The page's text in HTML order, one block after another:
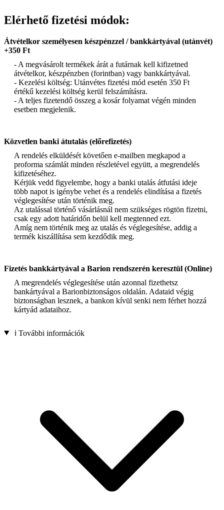
Elérhető fizetési módok:
Átvételkor személyesen készpénzzel / bankkártyával (utánvét)
+350 Ft
- A megvásárolt termékek árát a futárnak kell kifizetned
átvételkor, készpénzben (forintban) vagy bankkártyával.
- Kezelési költség: Utánvétes fizetési mód esetén 350 Ft
értékű kezelési költség kerül felszámításra.
- A teljes fizetendő összeg a kosár folyamat végén minden
esetben megjelenik.
Közvetlen banki átutalás (előrefizetés)
A rendelés elküldését követően e-mailben megkapod a
proforma számlát minden részletével együtt, a megrendelés
kifizetéséhez.
Kérjük vedd figyelembe, hogy a banki utalás átfutási ideje
több napot is igénybe vehet és a rendelés elindítása a fizetés
véglegesítése után történik meg.
Az utalással történő vásárlásnál nem szükséges rögtön fizetni,
csak egy adott határidőn belül kell megtenned ezt.
Amíg nem történik meg az utalás és véglegesítése, addig a
termék kiszállítása sem kezdődik meg.
Fizetés bankkártyával a Barion rendszerén keresztül (Online)
A megrendelés véglegesítése után azonnal fizethetsz
bankártyával a Barionbiztonságos oldalán. Adataid végig
biztonságban lesznek, a bankon kívül senki nem férhet hozzá
kártyád adataihoz.
ℹ️ További információk